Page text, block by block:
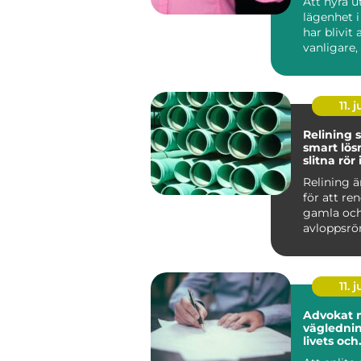
lägenhet
har blivit
bostäde...
11.
Relining
smart
slitna rör i
Relining
för att
gamla
väggar....
11.
Advokat
livets och